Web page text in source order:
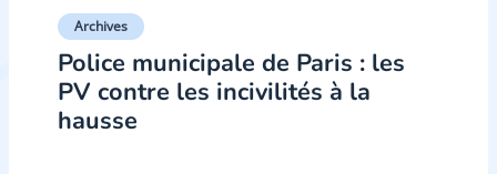
Archives
Police municipale de Paris : les
PV contre les incivilités à la
hausse